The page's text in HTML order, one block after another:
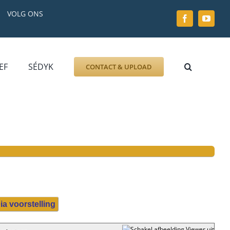
VOLG ONS
GRAFZERK
ALLLES
SÉDYK CONTACT & UPLOAD
voorstelling